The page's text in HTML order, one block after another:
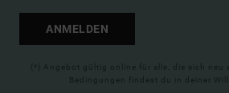
ANMELDEN
(*) Angebot gültig online für alle, die sich neu
Bedingungen findest du in deiner